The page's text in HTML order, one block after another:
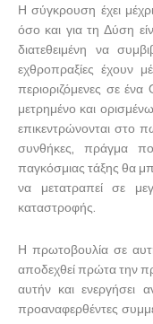
Η σύγκρουση έχει
όσο και για τη Δύση
διατεθειμένη να
εχθροπραξίες έχουν
περιοριζόμενες σε
μετρημένο και
επικεντρώνονται στο
συνθήκες, πράγμα
παγκόσμιας τάξης θα
να μετατραπεί σε
καταστροφής.
Η πρωτοβουλία σε
αποδεχθεί πρώτα την
αυτήν και ενεργήσει
προαναφερθέντες